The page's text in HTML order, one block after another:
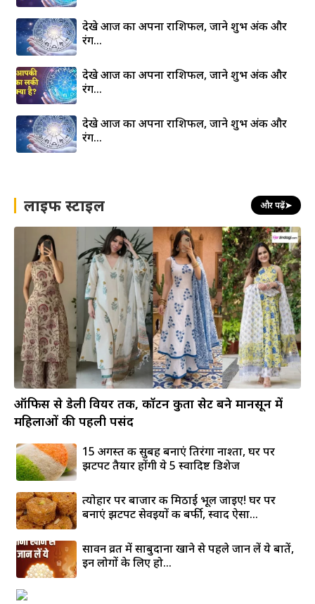
देखे आज का अपना राशिफल, जाने शुभ अंक और
रंग…
देखे आज का अपना राशिफल, जाने शुभ अंक और
रंग…
देखे आज का अपना राशिफल, जाने शुभ अंक और
रंग…
लाइफ स्टाइल और पढ़ें➤
ऑफिस से डेली वियर तक, कॉटन कुर्ता सेट बने मानसून में
महिलाओं की पहली पसंद
15 अगस्त की सुबह बनाएं तिरंगा नाश्ता, घर पर
झटपट तैयार होंगी ये 5 स्वादिष्ट डिशेज
त्योहार पर बाजार की मिठाई भूल जाइए! घर पर
बनाएं झटपट सेवइयों की बर्फी, स्वाद ऐसा...
सावन व्रत में साबुदाना खाने से पहले जान लें ये बातें,
इन लोगों के लिए हो...